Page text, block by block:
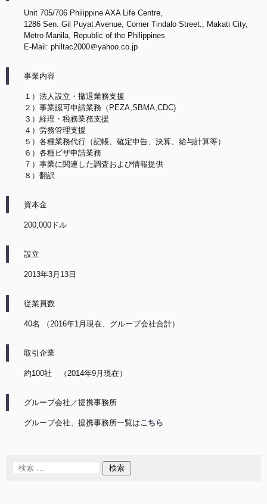
Unit 705/706 Philippine AXA Life Centre,
1286 Sen. Gil Puyat Avenue, Corner Tindalo Street., Makati City,
Metro Manila, Republic of the Philippines
E-Mail: philtac2000＠yahoo.co.jp
事業内容
１）法人設立・撤退業務支援
２）事業認可申請業務（PEZA,SBMA,CDC)
３）経理・税務業務支援
４）労務管理支援
５）各種業務代行（記帳、確定申告、決算、給与計算等）
６）各種ビザ申請業務
７）事業に関連した調査および情報提供
８）翻訳
資本金
200,000ドル
設立
2013年3月13日
従業員数
40名 （2016年1月現在、グループ会社合計）
取引企業
約100社 （2014年9月現在）
グループ会社／提携事務所
グループ会社、提携事務所一覧はこちら